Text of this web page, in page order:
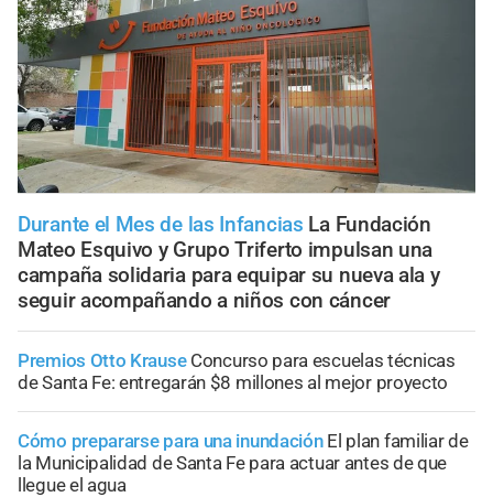
Durante el Mes de las Infancias La Fundación
Mateo Esquivo y Grupo Triferto impulsan una
campaña solidaria para equipar su nueva ala y
seguir acompañando a niños con cáncer
Premios Otto Krause Concurso para escuelas técnicas
de Santa Fe: entregarán $8 millones al mejor proyecto
Cómo prepararse para una inundación El plan familiar de
la Municipalidad de Santa Fe para actuar antes de que
llegue el agua